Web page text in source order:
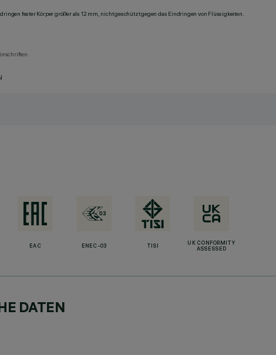
fester Körper größer als 12 mm, nicht geschützt gegen das Eindringen von Flüssigkeiten.
EAC ENEC-03 TISI
UK CONFORMITY
ASSESSED
DATEN